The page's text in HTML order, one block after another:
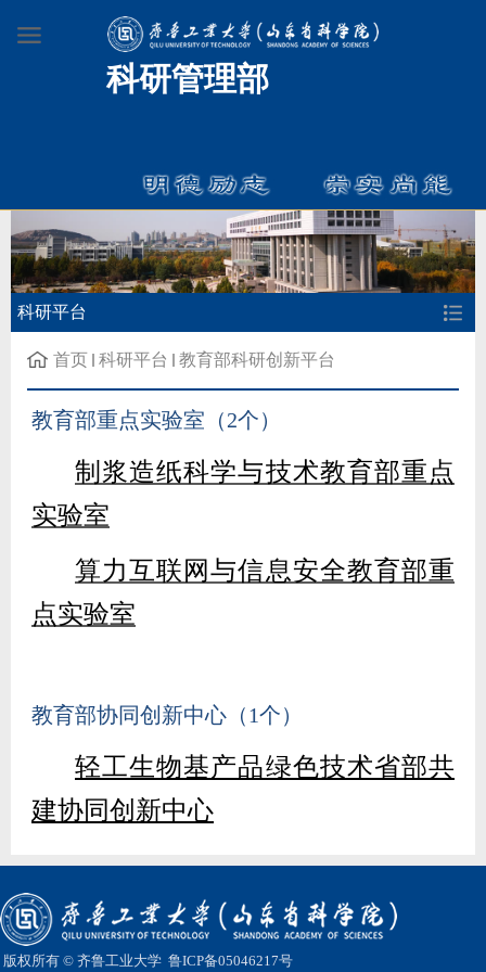
科研管理部
科研平台
首页 科研平台 教育部科研创新平台
教育部重点实验室（2个）
制浆造纸科学与技术教育部重点
实验室
算力互联网与信息安全教育部重
点实验室
教育部协同创新中心（1个）
轻工生物基产品绿色技术省部共
建协同创新中心
版权所有 © 齐鲁工业大学 鲁ICP备05046217号